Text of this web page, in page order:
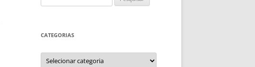
por:
CATEGORIAS
Categorias